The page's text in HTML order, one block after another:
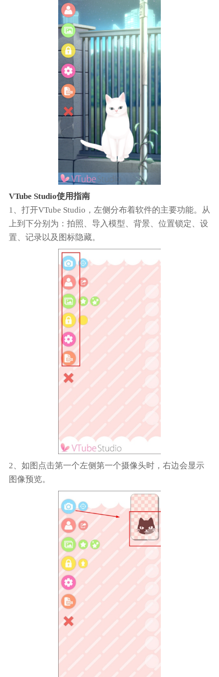
VTube Studio使用指南
1、打开VTube Studio，左侧分布着软件的主要功能。从
上到下分别为：拍照、导入模型、背景、位置锁定、设
置、记录以及图标隐藏。
2、如图点击第一个左侧第一个摄像头时，右边会显示
图像预览。